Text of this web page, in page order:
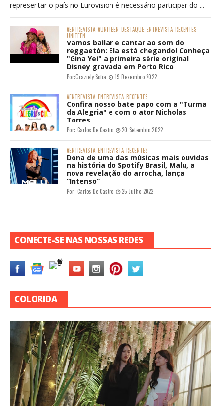
representar o país no Eurovision é necessário participar do ...
#ENTREVISTA #UNITEEN DESTAQUE ENTREVISTA RECENTES
UNITEEN
Vamos bailar e cantar ao som do
reggaetón: Ela está chegando! Conheça
"Gina Yei" a primeira série original
Disney gravada em Porto Rico
Por:Graziely Sofia 19 Dezembro 2022
#ENTREVISTA ENTREVISTA RECENTES
Confira nosso bate papo com a "Turma
da Alegria" e com o ator Nicholas
Torres
Por: Carlos De Castro 20 Setembro 2022
#ENTREVISTA ENTREVISTA RECENTES
Dona de uma das músicas mais ouvidas
na história do Spotify Brasil, Malu, a
nova revelação do arrocha, lança
“Intenso”
Por: Carlos De Castro 25 Julho 2022
CONECTE-SE NAS NOSSAS REDES
COLORIDA